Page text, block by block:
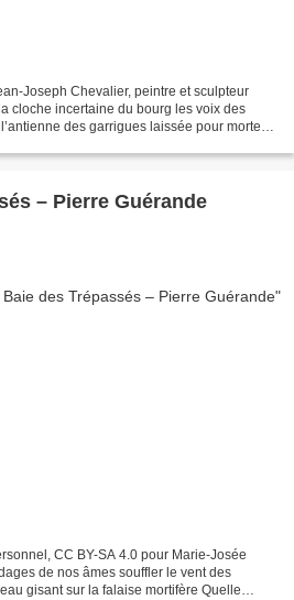
Joseph Chevalier, peintre et sculpteur
cloche incertaine du bourg les voix des
des garrigues laissée pour morte
– Pierre Guérande
CC BY-SA 4.0 pour Marie-Josée
de nos âmes souffler le vent des
gisant sur la falaise mortifère Quelle